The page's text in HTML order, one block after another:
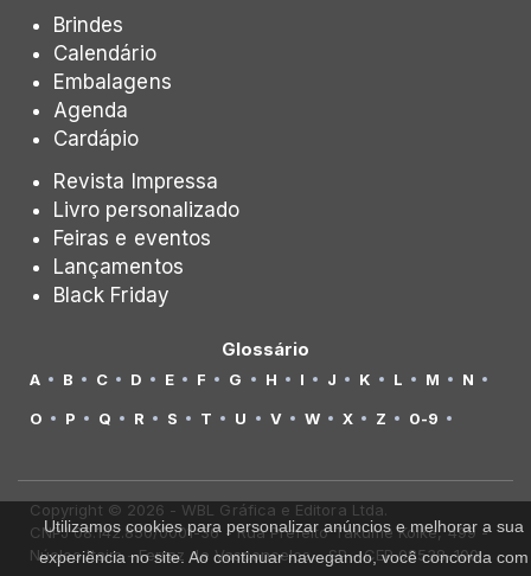
Brindes
Calendário
Embalagens
Agenda
Cardápio
Revista Impressa
Livro personalizado
Feiras e eventos
Lançamentos
Black Friday
Glossário
A B C D E F G H I J K L M N
O P Q R S T U V W X Z 0-9
Copyright © 2026 - WBL Gráfica e Editora Ltda.
CNPJ 08.142.850/0001-36 - Rua Prefeito Takume Koike, 499 -
Núcleo Itaim - Ferraz de Vasconcelos - SP - CEP 08538-100
Utilizamos cookies para personalizar anúncios e melhorar a sua
experiência no site. Ao continuar navegando, você concorda com